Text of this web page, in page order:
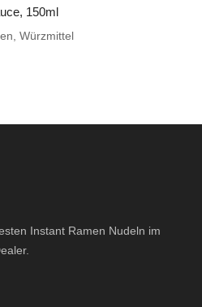
150ml
Würzmittel
Instant Ramen Nudeln im